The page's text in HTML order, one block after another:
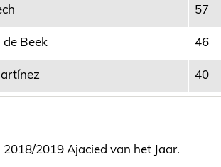
57
de Beek 46
40
2019 Ajacied van het Jaar.